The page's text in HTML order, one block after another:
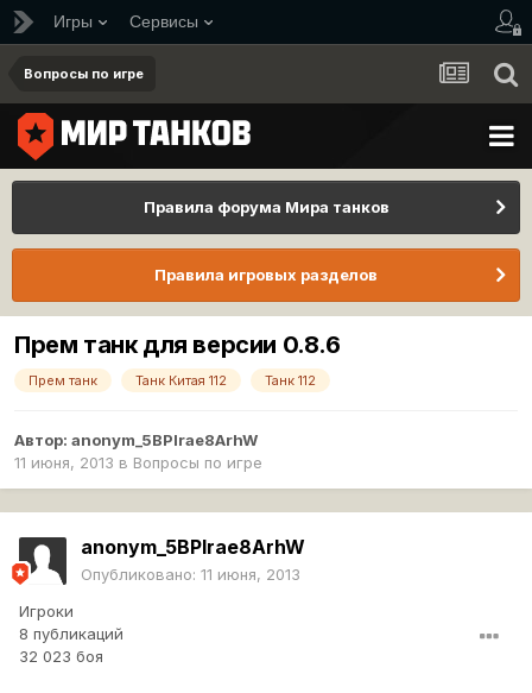
Игры Сервисы
Вопросы по игре
Правила форума Мира танков
Правила игровых разделов
Прем танк для версии 0.8.6
Прем танк Танк Китая 112 Танк 112
Автор: anonym_5BPIrae8ArhW
11 июня, 2013 в Вопросы по игре
anonym_5BPIrae8ArhW
Опубликовано: 11 июня, 2013
Игроки
8 публикаций
32 023 боя